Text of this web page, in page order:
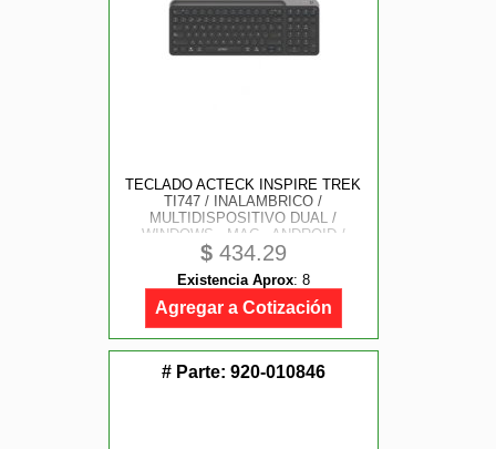
TECLADO ACTECK INSPIRE TREK
TI747 / INALAMBRICO /
MULTIDISPOSITIVO DUAL /
WINDOWS - MAC - ANDROID /
ESPAÑOL / 99 TECLAS /
MULTIMEDIA / DONGLE USB - BT
5.1 - CABLE USB / RECARGABLE /
NEGRO / AC-940108
$ 434.29
Existencia Aprox: 8
Agregar a Cotización
# Parte: 920-010846